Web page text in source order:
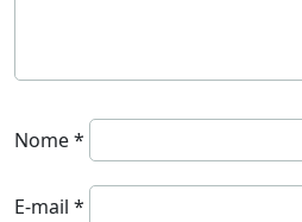
Nome*
E-mail *